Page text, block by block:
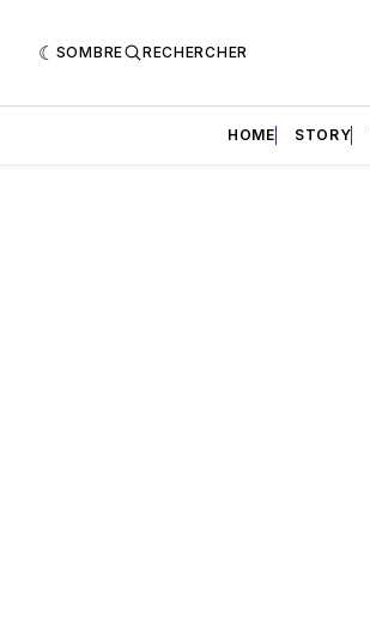
SOMBRE RECHERCHER
HOME STORY